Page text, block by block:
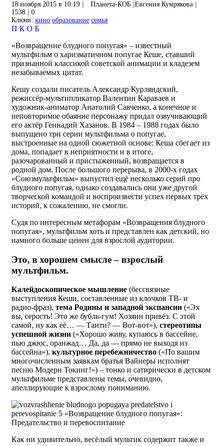
18 ноября 2015 в 10:19 Планета-КОБ Евгения Кумрякова
1538
0
Ключи: кино образование семья
П К О Б
«Возвращение блудного попугая» – известный
мультфильм о харизматичном попугае Кеше, ставший
признанной классикой советской анимации и кладезем
незабываемых цитат.
Кешу создали писатель Александр Курляндский,
режиссёр-мультипликатор Валентин Караваев и
художник-аниматор Анатолий Савченко, а конечное и
неповторимое обаяние персонажу придал озвучивающий
его актёр Геннадий Хазанов. В 1984 – 1988 годах было
выпущено три серии мультфильма о попугае,
выстроенные на одной сюжетной основе: Кеша сбегает из
дома, попадает в неприятности и в итоге,
разочарованный и пристыженный, возвращается в
родной дом. После большого перерыва, в 2000-х годах
«Союзмультфильм» выпустил ещё несколько серий про
блудного попугая, однако создавались они уже другой
творческой командой и воспроизвести успех первых трёх
историй, к сожалению, не смогли.
Судя по интересным метафорам «Возвращения блудного
попугая», мультфильм хоть и представлен как детский, но
намного больше ценен для взрослой аудитории.
Это, в хорошем смысле – взрослый
мультфильм.
Калейдоскопическое мышление (бессвязные
выступления Кеши, составленные из клочков ТВ- и
радио-фраз), тема Родины и западной экспансии («Эх
вы, серость! Это же бубль-гум! Хозяин привёз. С этой
самой, ну как её… — Таити? — Вот-вот»), стереотипы
успешной жизни («Хорошо живу, купаюсь в бассейне,
пью джюс, оранжад… Да, да — прямо не выходя из
бассейна»), культурное перебежничество («По вашим
многочисленным заявкам братья Вайнеры исполнят
песню Модерн Токинг!») – тонко и сатирически в детском
мультфильме представлены темы, очевидно,
апеллирующие к взрослому пониманию.
Как ни удивительно, весёлый мультик содержит также и